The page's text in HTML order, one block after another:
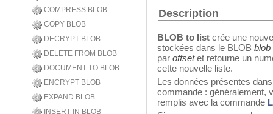
COMPRESS BLOB
COPY BLOB
DECRYPT BLOB
DELETE FROM BLOB
DOCUMENT TO BLOB
ENCRYPT BLOB
EXPAND BLOB
INSERT IN BLOB
Description
BLOB to list crée une
stockées dans le BLOB blob
par offsetet retourne un
cette nouvelle liste.
Les données présentes
commande : généralement,
remplis avec la commande